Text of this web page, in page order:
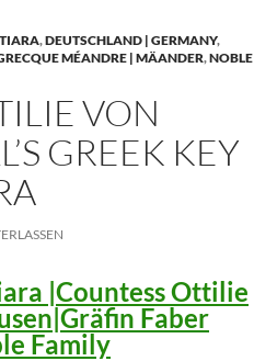
,DEUTSCHLAND | GERMANY,
MÉANDRE | MÄANDER,NOBLE
VON
GREEK KEY
|Countess Ottilie
Faber
Family